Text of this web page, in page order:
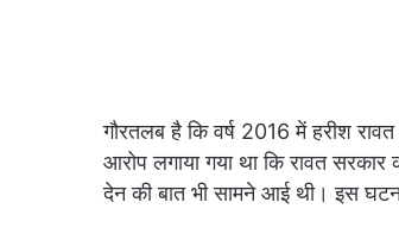
गौरतलब है कि वर्ष 2016 में हरीश
आरोप लगाया गया था कि रावत
देन की बात भी सामने आई थी। इस